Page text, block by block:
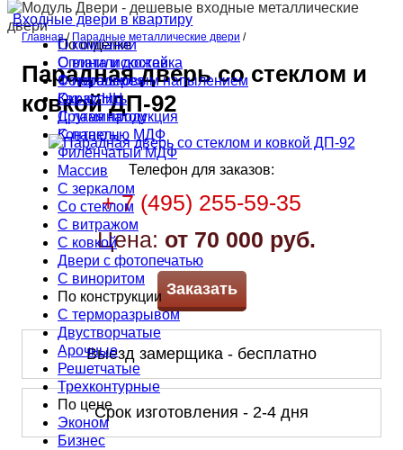
Входные двери в квартиру
По отделке
С винилискожей
С порошковым напылением
Окрас НЦ
С ламинатом
С панелью МДФ
Филёнчатый МДФ
Массив
С зеркалом
Со стеклом
С витражом
С ковкой
Двери с фотопечатью
С виноритом
По конструкции
С терморазрывом
Двустворчатые
Арочные
Решетчатые
Трехконтурные
По цене
Эконом
Бизнес
О компании
Оплата и доставка
Фотогалерея
Как купить
Другая продукция
Контакты
Главная / Парадные металлические двери /
Парадная дверь со стеклом и
ковкой ДП-92
Телефон для заказов:
+ 7 (495) 255-59-35
Цена: от 70 000 руб.
Заказать
Выезд замерщика - бесплатно
Срок изготовления - 2-4 дня